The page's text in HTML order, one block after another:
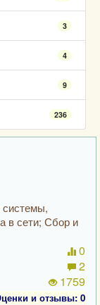
3
4
9
236
в сети; Сбор и
0
2
1759
и отзывы: 0